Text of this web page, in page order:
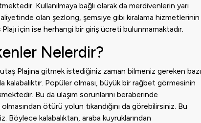
Kullanılmaya bağlı olarak da merdivenlerin yarı
olan şezlong, şemsiye gibi kiralama hizmetlerinin
için ise herhangi bir giriş ücreti bulunmamaktadır.
Nelerdir?
Plajına gitmek istediğiniz zaman bilmeniz gereken bazı
Popüler olması, büyük bir rağbet görmesinin
Bu da ulaşım sorunlarını beraberinde
ötürü yolun tıkandığını da görebilirsiniz. Bu
kalabalıktan, araba kuyruklarından